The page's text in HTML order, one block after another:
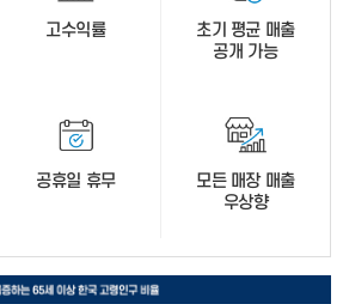
고수익률
초기 평균 매출
공개 가능
공휴일 휴무
모든 매장 매출
우상향